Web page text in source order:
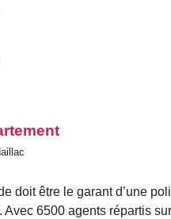
doit être le garant d’une
6500 agents répartis